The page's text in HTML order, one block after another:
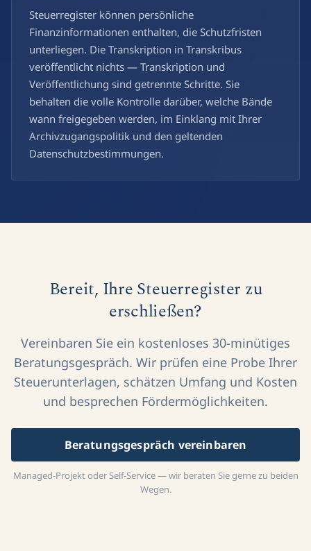
Steuerregister können persönliche
Finanzinformationen enthalten, die Schutzfristen
unterliegen. Die Transkription in Transkribus
veröffentlicht nichts — Transkription und
Veröffentlichung sind getrennte Schritte. Sie
behalten die volle Kontrolle darüber, welche Bände
wann freigegeben werden, im Einklang mit Ihrer
Archivzugangspolitik und den geltenden
Datenschutzbestimmungen.
Bereit, Ihre Steuerregister zu
erschließen?
Vereinbaren Sie ein kostenloses 30-minütiges
Beratungsgespräch. Wir prüfen eine Probe Ihrer
Steuerunterlagen, schätzen Umfang und Kosten
und besprechen Fördermöglichkeiten.
Beratungsgespräch vereinbaren
Managed-Projekt oder Self-Service — wir beraten Sie gerne zu beiden
Wegen.